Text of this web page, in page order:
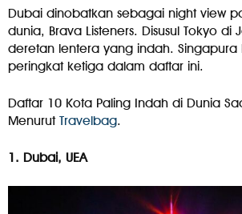
Dubai dinobatkan sebagai night view
dunia, Brava Listeners. Disusul Tokyo
deretan lentera yang indah.
peringkat ketiga dalam daftar ini.
Daftar 10 Kota Paling Indah di Dunia
Menurut Travelbag.
1. Dubai, UEA